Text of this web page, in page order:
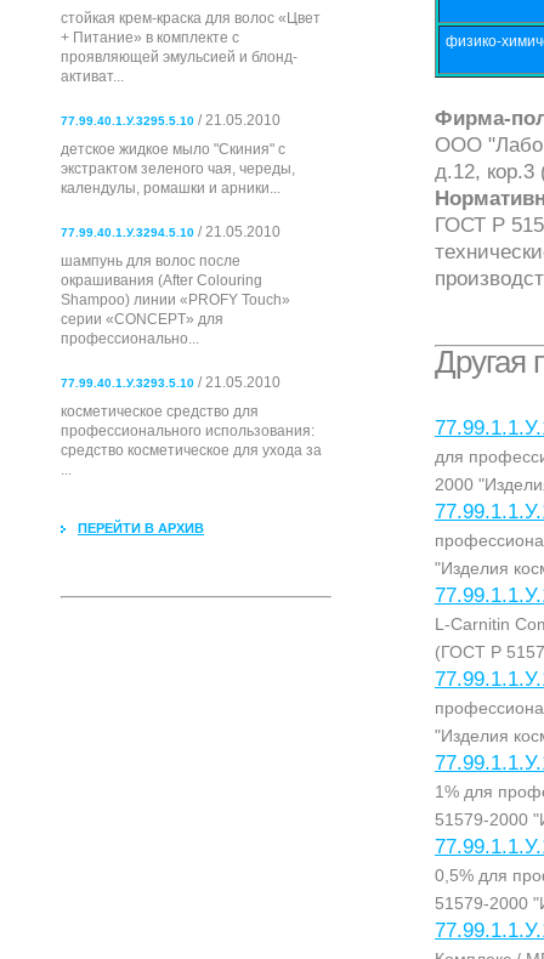
стойкая крем-краска для волос «Цвет
+ Питание» в комплекте с
проявляющей эмульсией и блонд-
активат...
77.99.40.1.У.3295.5.10 / 21.05.2010
детское жидкое мыло "Скиния" с
экстрактом зеленого чая, череды,
календулы, ромашки и арники...
77.99.40.1.У.3294.5.10 / 21.05.2010
шампунь для волос после
окрашивания (After Colouring
Shampoo) линии «PROFY Touch»
серии «CONCEPT» для
профессионально...
77.99.40.1.У.3293.5.10 / 21.05.2010
косметическое средство для
профессионального использования:
cредство косметическое для ухода за
...
ПЕРЕЙТИ В АРХИВ
физико-
Фирма-
ООО
д.12, кор.3
ГОСТ Р
Другая
для
2000
"Изделия
L-Carnitin
(ГОСТ Р
"Изделия
1% для
51579-2000
0,5% для
51579-2000